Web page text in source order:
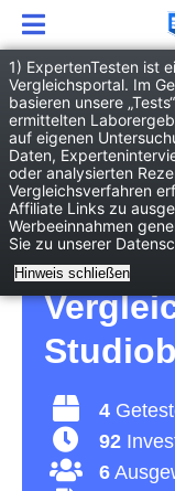
Elektronik
4
92
6
1) ExpertenTesten ist
Vergleichsportal. Im
basieren unsere
ermittelten
auf eigenen
Daten,
oder analysierten
Vergleichsverfahren
Affiliate Links zu
Werbeeinnahmen
Sie zu unserer
Hinweis schließen